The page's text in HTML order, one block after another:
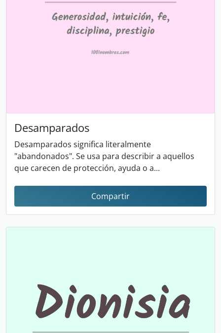
Desamparados
Desamparados significa literalmente
"abandonados". Se usa para describir a aquellos
que carecen de protección, ayuda o a...
Compartir